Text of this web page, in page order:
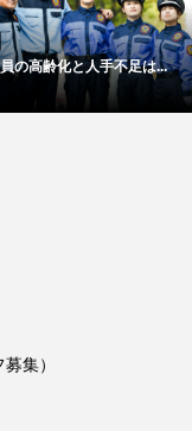
の高齢化と人手不足は...
集）